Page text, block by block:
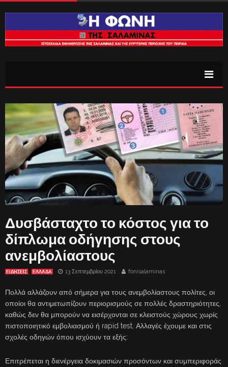
Δυσβάσταχτο το κόστος για το
δίπλωμα οδήγησης στους
ανεμβολίαστους
ΕΙΔΗΣΕΙΣ ΕΛΛΑΔΑ 13 Σεπτεμβρίου 2021 fonisalaminas
Πολλά αλλάζουν από σήμερα για τους ανεμβολίαστους πολίτες, οι
οποίοι θα αντιμετωπίζουν περιορισμούς σε πολλές δραστηριότητες,
καθώς δεν θα μπορούν να εισέρχονται σε κλειστούς χώρους χωρίς
πιστοποιητικό εμβολιασμού ή rapid test. Αλλαγές έχουμε και στις
σχολές οδηγών όπου ισχύουν τα εξής:
Επιτρέπεται η διενέργεια δοκιμασιών προσόντων και συμπεριφοράς